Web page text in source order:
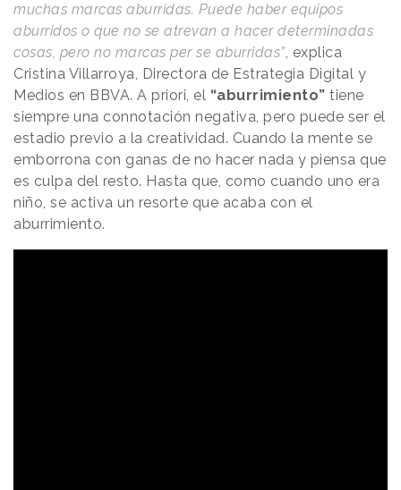
muchas marcas aburridas. Puede haber equipos
aburridos o que no se atrevan a hacer determinadas
cosas, pero no marcas per se aburridas”, explica
Cristina Villarroya, Directora de Estrategia Digital y
Medios en BBVA. A priori, el “aburrimiento” tiene
siempre una connotación negativa, pero puede ser el
estadio previo a la creatividad. Cuando la mente se
emborrona con ganas de no hacer nada y piensa que
es culpa del resto. Hasta que, como cuando uno era
niño, se activa un resorte que acaba con el
aburrimiento.